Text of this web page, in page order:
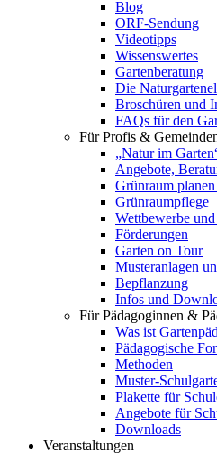
Blog
ORF-Sendung
Videotipps
Wissenswertes
Gartenberatung
Die
Broschüren und
FAQs für den
Für Profis &
„Natur im
Angebote,
Grünraum
Grünraumpflege
Wettbewerbe
Förderungen
Garten on Tour
Musteranlagen
Bepflanzung
Infos und
Für Pädagoginnen &
Was ist
Pädagogische
Methoden
Muster-
Plakette für
Angebote für
Downloads
Veranstaltungen